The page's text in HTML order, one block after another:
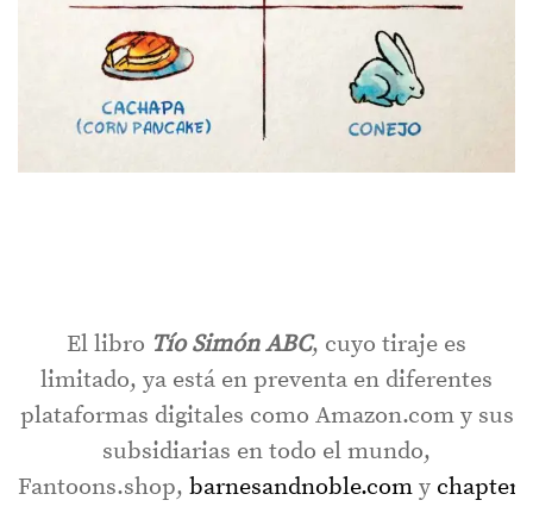
El libro Tío Simón ABC, cuyo tiraje es
limitado, ya está en preventa en diferentes
plataformas digitales como Amazon.com y sus
subsidiarias en todo el mundo,
Fantoons.shop, barnesandnoble.com y